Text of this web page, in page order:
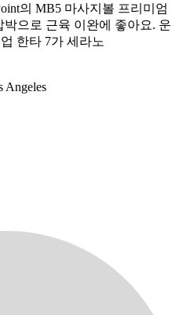
의 MB5 마사지볼 프리미엄
박으로 근육 이완에 좋아요. 운
한타 7가 세라노
Angeles